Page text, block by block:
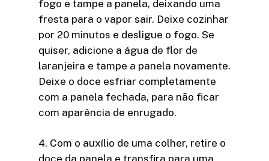
fogo e tampe a panela, deixando uma
fresta para o vapor sair. Deixe cozinhar
por 20 minutos e desligue o fogo. Se
quiser, adicione a água de flor de
laranjeira e tampe a panela novamente.
Deixe o doce esfriar completamente
com a panela fechada, para não ficar
com aparência de enrugado.
4. Com o auxílio de uma colher, retire o